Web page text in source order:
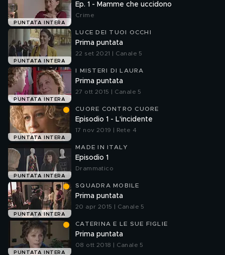
PUNTATA INTERA
Ep. 1 - Mamme che uccidono
Crime
PUNTATA INTERA
LUCE DEI TUOI OCCHI
Prima puntata
22 set 2021 | Canale 5
PUNTATA INTERA
I MISTERI DI LAURA
Prima puntata
27 ott 2015 | Canale 5
PUNTATA INTERA
CUORE CONTRO CUORE
Episodio 1 - L'incidente
17 nov 2019 | Rete 4
PUNTATA INTERA
MADE IN ITALY
Episodio 1
Drammatico
PUNTATA INTERA
SQUADRA MOBILE
Prima puntata
20 apr 2015 | Canale 5
PUNTATA INTERA
CATERINA E LE SUE FIGLIE
Prima puntata
08 ott 2018 | Canale 5